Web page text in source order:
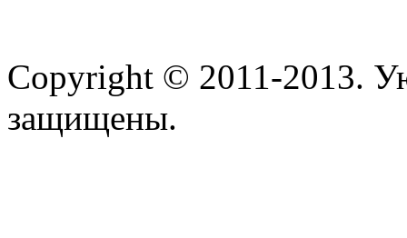
Copyright © 2011-2013.
защищены.